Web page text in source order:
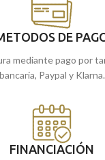
DE
mediante pago por
bancaria, Paypal y Klarna.
FINANCIACIÓN